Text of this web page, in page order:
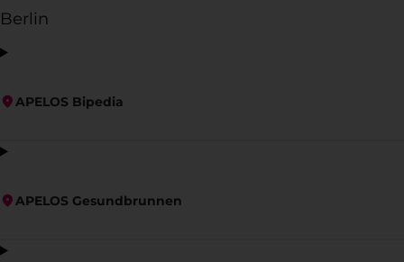
Berlin
APELOS Bipedia
APELOS Gesundbrunnen